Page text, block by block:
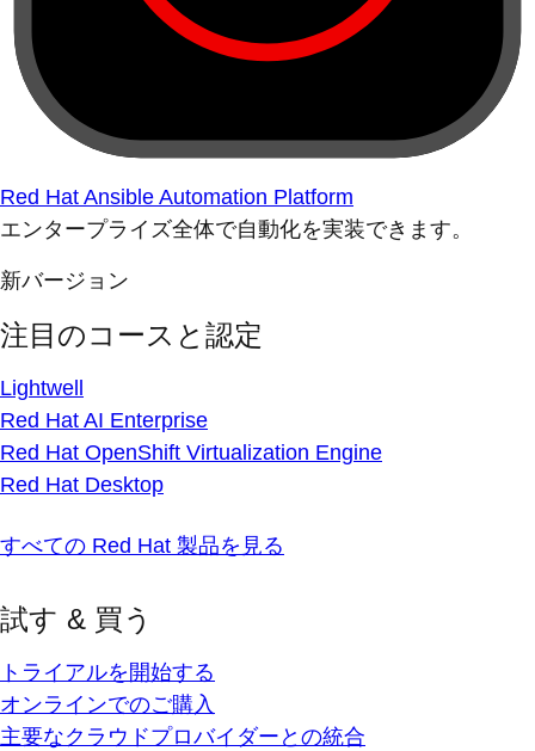
Red Hat Ansible Automation Platform
エンタープライズ全体で自動化を実装できます。
新バージョン
注目のコースと認定
Lightwell
Red Hat AI Enterprise
Red Hat OpenShift Virtualization Engine
Red Hat Desktop
すべての Red Hat 製品を見る
試す & 買う
トライアルを開始する
オンラインでのご購入
主要なクラウドプロバイダーとの統合